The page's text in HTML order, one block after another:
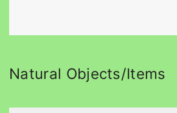
Natural Objects/Items